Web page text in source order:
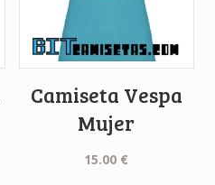
Camiseta Vespa
Mujer
15.00 €